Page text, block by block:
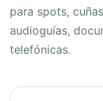
para spots,
audioguías,
telefónicas.